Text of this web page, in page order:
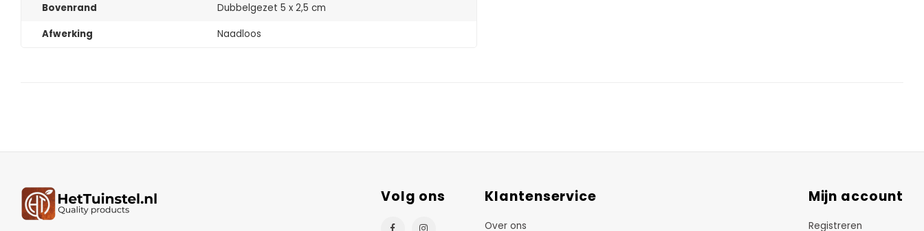
Bovenrand
Dubbelgezet 5 x 2,5 cm
Afwerking
Naadloos
Volg ons Klantenservice
Over ons
Mijn account
Registreren